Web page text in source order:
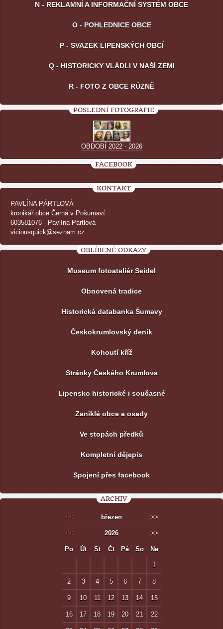
N - REKLAMNÍ A INFORMAČNÍ SYSTÉM OBCE
O - POHLEDNICE OBCE
P - SVAZEK LIPENSKÝCH OBCÍ
Q - HISTORICKY VLÁDLI V NAŠÍ ZEMI
R - FOTO Z OBCE RŮZNĚ
POSLEDNÍ FOTOGRAFIE
OBDOBÍ 2022 - 2026
FACEBOOK
KONTAKT
PAVLÍNA PÁRTLOVÁ
kronikář obce Černá v Pošumaví
603581076 - Pavlína Pártlová
viciousquick@seznam.cz
OBLÍBENÉ ODKAZY
Museum fotoateliér Seidel
Obnovená tradice
Historická databanka Šumavy
Českokrumlovský deník
Kohoutí kříž
Stránky Českého Krumlova
Lipensko historické i současné
Zaniklé obce a osady
Ve stopách předků
Kompletní dějepis
Spojení přes facebook
ARCHIV
<< březen >>
<< 2026 >>
Po Út St Čt Pá So Ne
1
2 3 4 5 6 7 8
9 10 11 12 13 14 15
16 17 18 19 20 21 22